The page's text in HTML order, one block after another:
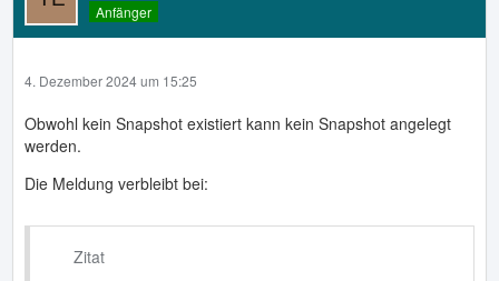
Anfänger
4. Dezember 2024 um 15:25
Obwohl kein Snapshot existiert kann kein Snapshot angelegt
werden.
Die Meldung verbleibt bei:
Zitat